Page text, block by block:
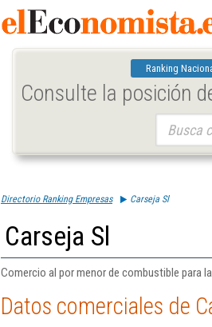
Ranking
Consulte la posición
Directorio Ranking Empresas Carseja Sl
Carseja Sl
Comercio al por menor de combustible para
Datos comerciales de